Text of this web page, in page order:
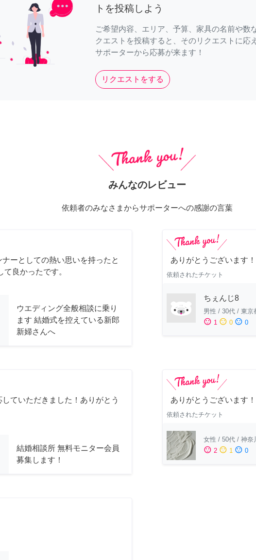
トを投稿しよう
ご希望内容、エリア、予算、家具の名前や数
クエストを投稿すると、そのリクエストに応
サポーターから応募が来ます！
リクエストをする
みんなのレビュー
依頼者のみなさまからサポーターへの感謝の言葉
ーとしての熱い思いを持ったと
良かったです。
ウエディング全般相談に乗り
ます 結婚式を控えている新郎
新婦さんへ
ありがとうございます！
依頼されたチケット
ちぇんじ8
男性 / 30代 / 東京
sentiment_satisfied 1 sentiment_neutral 0 sentiment_dissatisfied 0
ていただきました！ありがとう
結婚相談所 無料モニター会員
募集します！
ありがとうございます！
依頼されたチケット
女性 / 50代 / 神奈
sentiment_satisfied 2 sentiment_neutral 1 sentiment_dissatisfied 0